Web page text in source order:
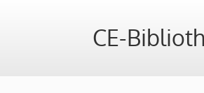
CE-